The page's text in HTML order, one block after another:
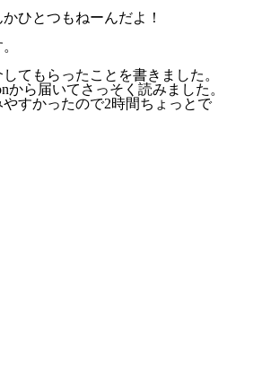
ひとつもねーんだよ！
てもらったことを書きました。
から届いてさっそく読みました。
すかったので2時間ちょっとで